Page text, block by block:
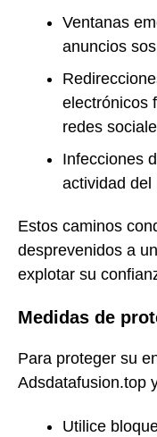
Ventanas
anuncios
electrónicos
redes
Infecciones
actividad del
Estos caminos
desprevenidos a
explotar su
Medidas de
Para proteger su
Adsdatafusion.top
Utilice